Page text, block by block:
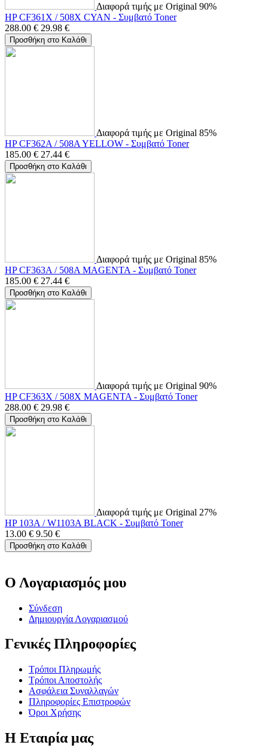
Διαφορά τιμής με Original 90%
HP CF361X / 508X CYAN - Συμβατό Toner
288.00 € 29.98 €
Προσθήκη στο Καλάθι
Διαφορά τιμής με Original 85%
HP CF362A / 508A YELLOW - Συμβατό Toner
185.00 € 27.44 €
Προσθήκη στο Καλάθι
Διαφορά τιμής με Original 85%
HP CF363A / 508A MAGENTA - Συμβατό Toner
185.00 € 27.44 €
Προσθήκη στο Καλάθι
Διαφορά τιμής με Original 90%
HP CF363X / 508X MAGENTA - Συμβατό Toner
288.00 € 29.98 €
Προσθήκη στο Καλάθι
Διαφορά τιμής με Original 27%
HP 103A / W1103A BLACK - Συμβατό Toner
13.00 € 9.50 €
Προσθήκη στο Καλάθι
Ο Λογαριασμός μου
Σύνδεση
Δημιουργία Λογαριασμού
Γενικές Πληροφορίες
Τρόποι Πληρωμής
Τρόποι Αποστολής
Ασφάλεια Συναλλαγών
Πληροφορίες Επιστροφών
Όροι Χρήσης
Η Εταιρία μας